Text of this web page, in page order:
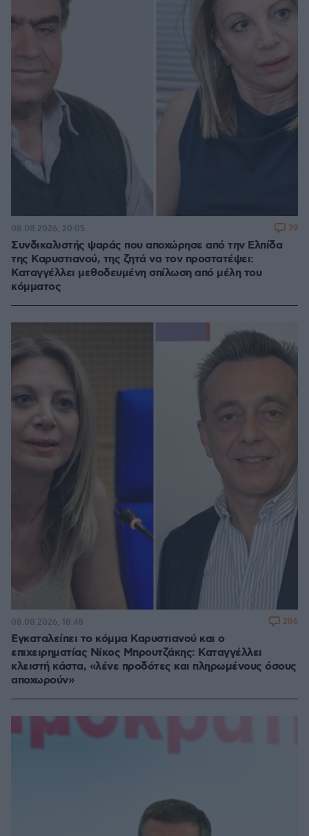
Συνδικαλιστής ψαράς που αποχώρησε από την Ελπίδα
της Καρυστιανού, της ζητά να τον προστατέψει:
Καταγγέλλει μεθοδευμένη σπίλωση από μέλη του
κόμματος
08.08.2026, 20:05 39
Εγκαταλείπει το κόμμα Καρυστιανού και ο
επιχειρηματίας Νίκος Μπρουτζάκης: Καταγγέλλει
κλειστή κάστα, «λένε προδότες και πληρωμένους όσους
αποχωρούν»
08.08.2026, 18:48 286